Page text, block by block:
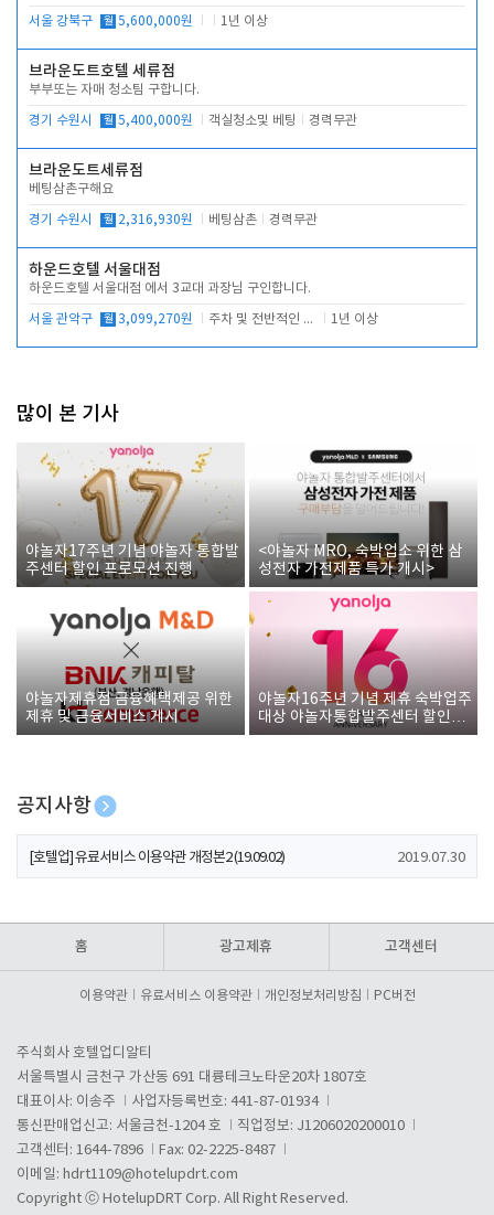
서울 강북구 월 5,600,000원 1년 이상
브라운도트호텔 세류점
부부또는 자매 청소팀 구합니다.
경기 수원시 월 5,400,000원 객실청소및 베팅 경력무관
브라운도트세류점
베팅삼촌구해요
경기 수원시 월 2,316,930원 베팅삼촌 경력무관
하운드호텔 서울대점
하운드호텔 서울대점 에서 3교대 과장님 구인합니다.
서울 관악구 월 3,099,270원 주차 및 전반적인 당번업무 1년 이상
많이 본 기사
야놀자17주년 기념 야놀자 통합발
주센터 할인 프로모션 진행
<야놀자 MRO, 숙박업소 위한 삼
성전자 가전제품 특가 개시>
야놀자제휴점 금융혜택제공 위한
제휴 및 금융서비스 게시
야놀자16주년 기념 제휴 숙박업주
대상 야놀자통합발주센터 할인쿠
폰 증정
공지사항
[호텔업] 개인정보 처리방침 개정본1 (19.09.02)
[호텔업] 유료서비스 이용약관 개정본2 (19.09.02) 2019.07.30
홈 광고제휴 고객센터
이용약관 유료서비스 이용약관 개인정보처리방침 PC버전
주식회사 호텔업디알티
서울특별시 금천구 가산동 691 대륭테크노타운20차 1807호
대표이사: 이송주
사업자등록번호: 441-87-01934
통신판매업신고: 서울금천-1204 호
직업정보: J1206020200010
고객센터: 1644-7896
Fax: 02-2225-8487
이메일: hdrt1109@hotelupdrt.com
Copyright ⓒ HotelupDRT Corp. All Right Reserved.